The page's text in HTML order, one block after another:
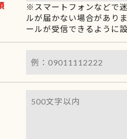
※スマートフォンなどで
ルが届かない場合があり
ールが受信できるように